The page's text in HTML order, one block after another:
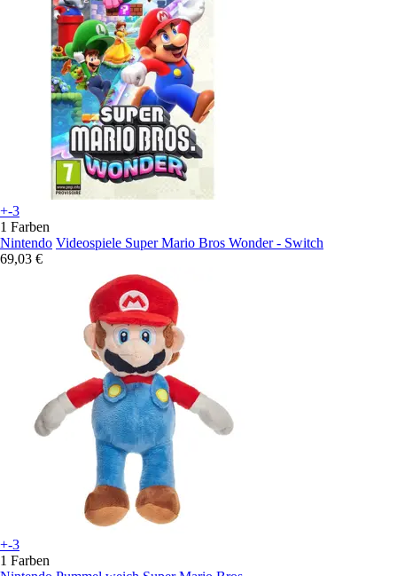
+-3
1 Farben
Nintendo Videospiele Super Mario Bros Wonder - Switch
69,03 €
+-3
1 Farben